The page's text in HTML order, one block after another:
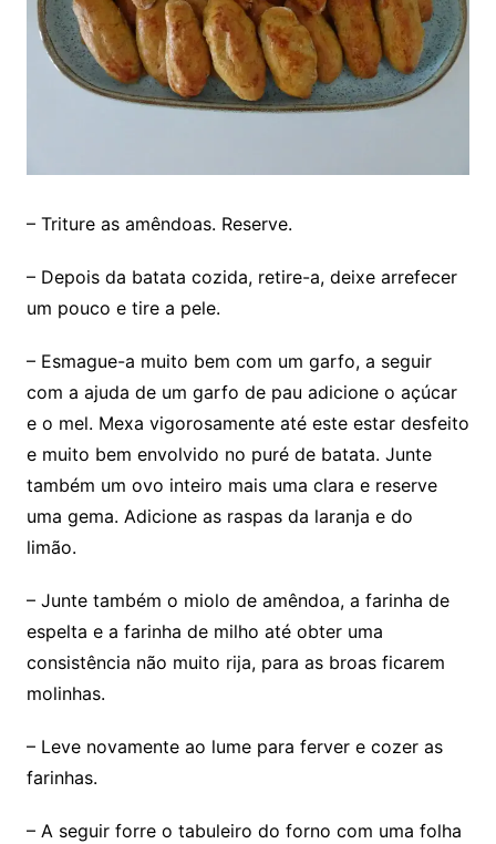
– Triture as amêndoas. Reserve.
– Depois da batata cozida, retire-a, deixe arrefecer
um pouco e tire a pele.
– Esmague-a muito bem com um garfo, a seguir
com a ajuda de um garfo de pau adicione o açúcar
e o mel. Mexa vigorosamente até este estar desfeito
e muito bem envolvido no puré de batata. Junte
também um ovo inteiro mais uma clara e reserve
uma gema. Adicione as raspas da laranja e do
limão.
– Junte também o miolo de amêndoa, a farinha de
espelta e a farinha de milho até obter uma
consistência não muito rija, para as broas ficarem
molinhas.
– Leve novamente ao lume para ferver e cozer as
farinhas.
– A seguir forre o tabuleiro do forno com uma folha